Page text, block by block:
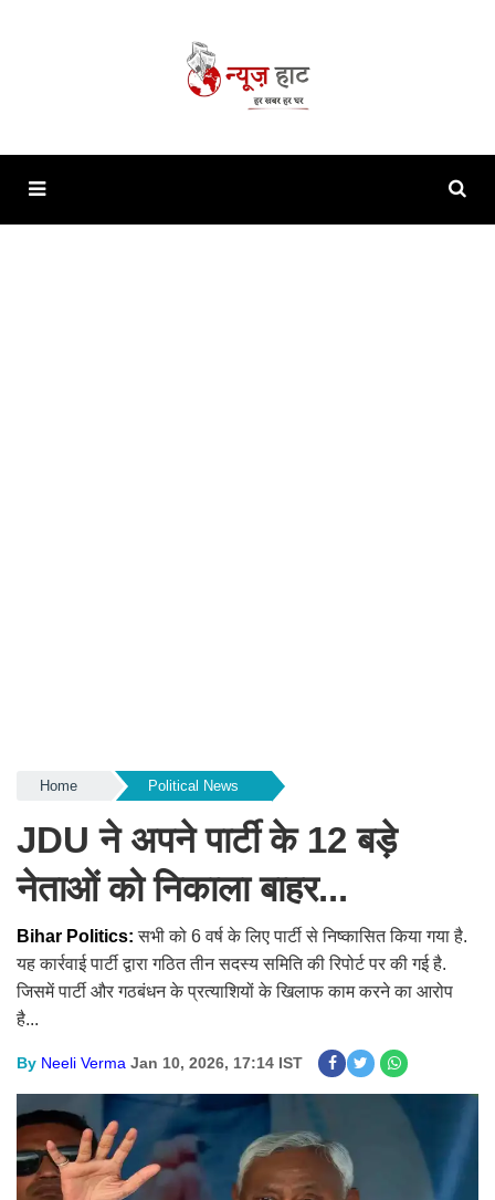
Home Political News
JDU ने अपने पार्टी के 12 बड़े
नेताओं को निकाला बाहर...
Bihar Politics:सभी को 6 वर्ष के लिए पार्टी से निष्कासित किया गया है.
यह कार्रवाई पार्टी द्वारा गठित तीन सदस्य समिति की रिपोर्ट पर की गई है.
जिसमें पार्टी और गठबंधन के प्रत्याशियों के खिलाफ काम करने का आरोप
है...
By Neeli Verma Jan 10, 2026, 17:14 IST